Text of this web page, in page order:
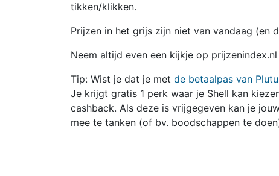
tikken/klikken.
Prijzen in het grijs zijn niet van vandaag (en
Neem altijd even een kijkje op
Tip: Wist je dat je met de betaalpas van
Je krijgt gratis 1 perk waar je Shell kan
cashback. Als deze is vrijgegeven kan je
mee te tanken (of bv. boodschappen te